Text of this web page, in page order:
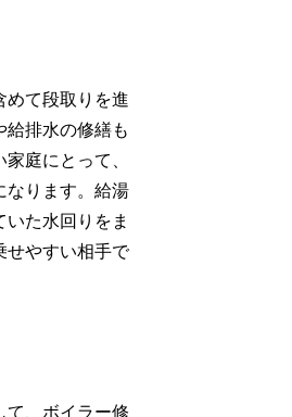
めて段取りを進
給排水の修繕も
庭にとって、
なります。給湯
た水回りをま
せやすい相手で
て、ボイラー修